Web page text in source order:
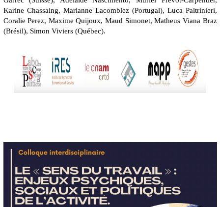
Karine Chassaing, Marianne Lacomblez (Portugal), Luca Paltrinieri,
Coralie Perez, Maxime Quijoux, Maud Simonet, Matheus Viana Braz
(Brésil), Simon Viviers (Québec).